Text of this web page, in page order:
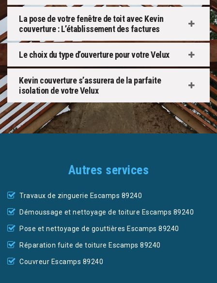
La pose de votre fenêtre de toit avec Kevin
couverture : L’établissement des factures
Le choix du type d’ouverture pour votre Velux
Kevin couverture s’assurera de la parfaite
isolation de votre Velux
Autres services
Travaux de zinguerie Escamps 89240
Démoussage et nettoyage de toiture Escamps 89240
Pose et nettoyage de gouttières Escamps 89240
Réparation fuite de toiture Escamps 89240
Couvreur Escamps 89240